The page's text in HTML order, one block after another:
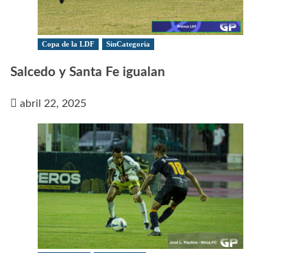
Copa de la LDF SinCategoria
Salcedo y Santa Fe igualan
abril 22, 2025